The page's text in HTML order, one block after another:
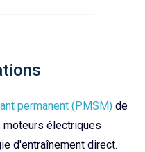
permanent (PMSM) de
moteurs électriques
d'entraînement direct.